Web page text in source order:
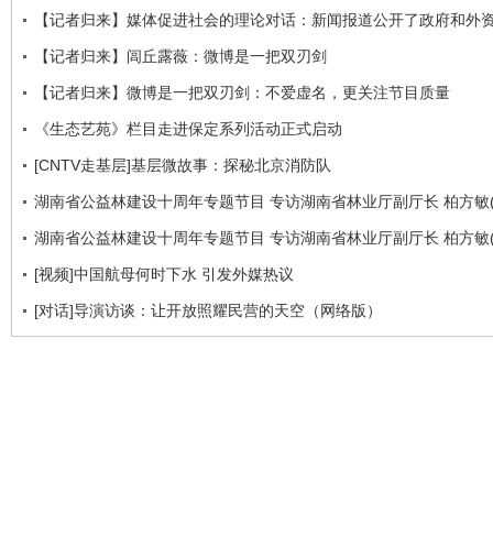
【记者归来】媒体促进社会的理论对话：新闻报道公开了政府和外
【记者归来】闾丘露薇：微博是一把双刃剑
【记者归来】微博是一把双刃剑：不爱虚名，更关注节目质量
《生态艺苑》栏目走进保定系列活动正式启动
[CNTV走基层]基层微故事：探秘北京消防队
湖南省公益林建设十周年专题节目 专访湖南省林业厅副厅长 柏方
湖南省公益林建设十周年专题节目 专访湖南省林业厅副厅长 柏方
[视频]中国航母何时下水 引发外媒热议
[对话]导演访谈：让开放照耀民营的天空（网络版）